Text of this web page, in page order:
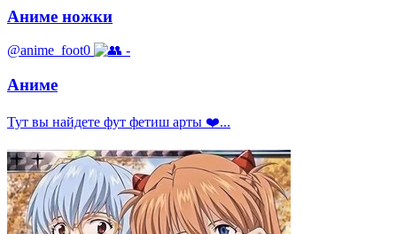
Аниме ножки
@anime_foot0 -
Аниме
Тут вы найдете фут фетиш арты ❤️...